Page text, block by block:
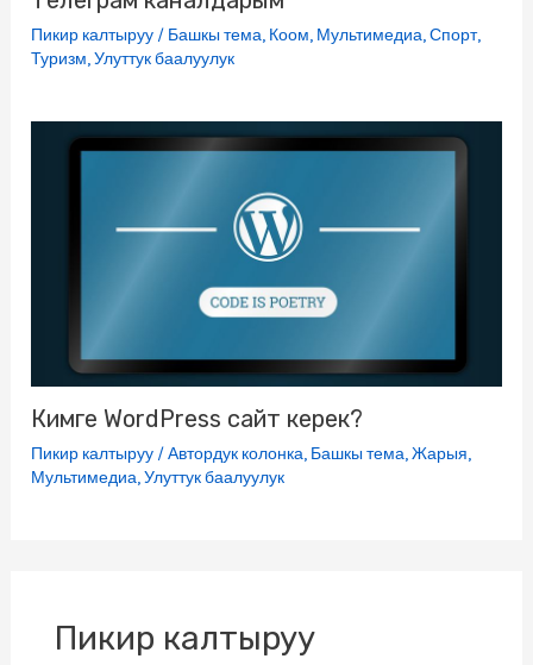
Пикир калтыруу / Башкы тема, Коом, Мультимедиа,Спорт,
Туризм,Улуттук баалуулук
Кимге WordPress сайт керек?
Пикир калтыруу /Автордук колонка, Башкы тема,Жарыя,
Мультимедиа,Улуттук баалуулук
Пикир калтыруу